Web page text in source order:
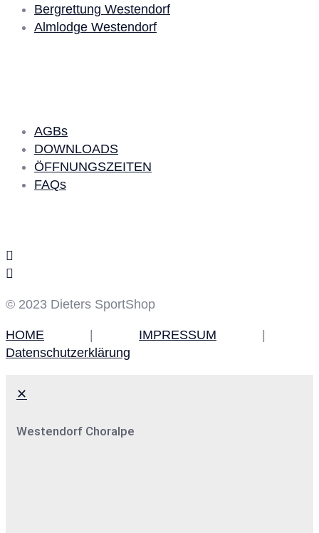
Bergrettung Westendorf
Almlodge Westendorf
AGBs
DOWNLOADS
ÖFFNUNGSZEITEN
FAQs
© 2023 Dieters SportShop
HOME | IMPRESSUM |
Datenschutzerklärung
✕
Westendorf Choralpe